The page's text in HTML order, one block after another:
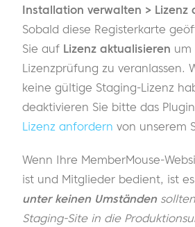
Installation verwalten > Lizenz
Sobald diese Registerkarte
Sie auf Lizenz aktualisieren um
Lizenzprüfung zu veranlassen.
keine gültige Staging-Lizenz
deaktivieren Sie bitte das
Lizenz anfordern von unserem
Wenn Ihre MemberMouse-
ist und Mitglieder bedient, ist
unter keinen Umständen
Staging-Site in die